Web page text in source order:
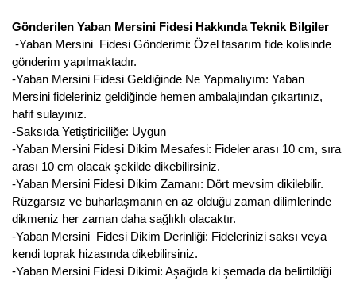
Gönderilen Yaban Mersini Fidesi Hakkında Teknik Bilgiler
-Yaban Mersini Fidesi Gönderimi: Özel tasarım fide kolisinde
gönderim yapılmaktadır.
-Yaban Mersini Fidesi Geldiğinde Ne Yapmalıyım: Yaban
Mersini fideleriniz geldiğinde hemen ambalajından çıkartınız,
hafif sulayınız.
-Saksıda Yetiştiriciliğe: Uygun
-Yaban Mersini Fidesi Dikim Mesafesi: Fideler arası 10 cm, sıra
arası 10 cm olacak şekilde dikebilirsiniz.
-Yaban Mersini Fidesi Dikim Zamanı: Dört mevsim dikilebilir.
Rüzgarsız ve buharlaşmanın en az olduğu zaman dilimlerinde
dikmeniz her zaman daha sağlıklı olacaktır.
-Yaban Mersini Fidesi Dikim Derinliği: Fidelerinizi saksı veya
kendi toprak hizasında dikebilirsiniz.
-Yaban Mersini Fidesi Dikimi: Aşağıda ki şemada da belirtildiği
İncir Fidanı
Kapari Gebre Otu Fidanı
Kayısı Fidanı
Keçiboynuzu Fidanı
Kestane Fidanı
Kivi Fidanı
Kızılcık Fidanı